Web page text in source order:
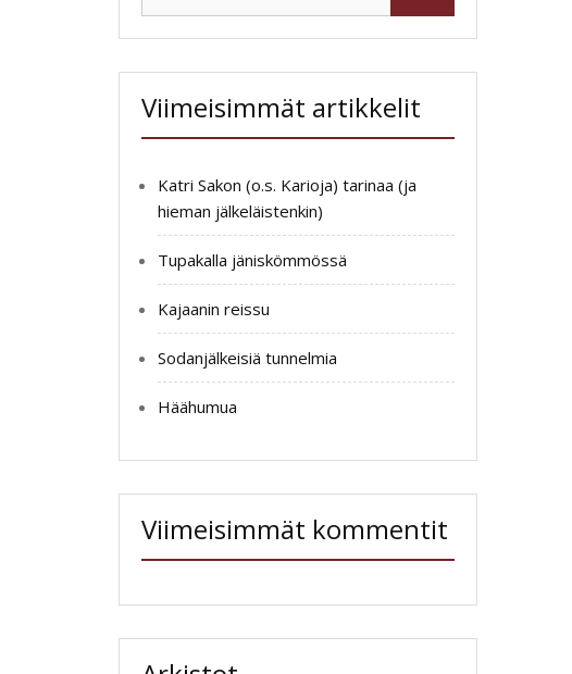
Viimeisimmät artikkelit
Katri Sakon (o.s. Karioja) tarinaa (ja
hieman jälkeläistenkin)
Tupakalla jäniskömmössä
Kajaanin reissu
Sodanjälkeisiä tunnelmia
Häähumua
Viimeisimmät kommentit